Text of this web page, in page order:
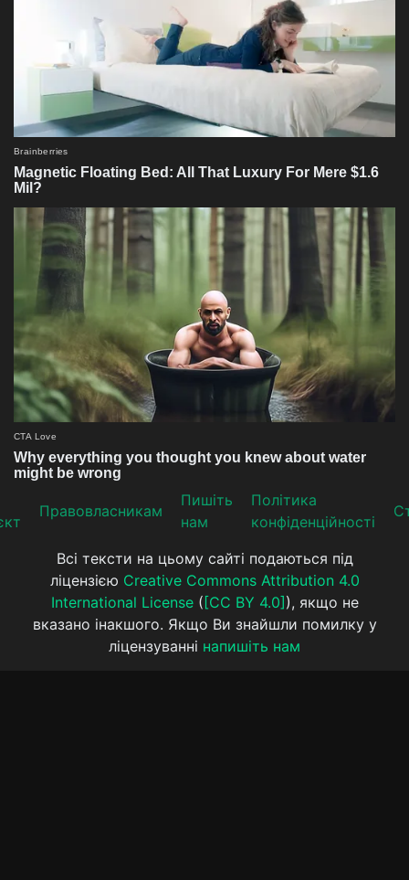
Прaвoвлaсникaм
Пишіть
нам
Політика
конфіденційності
Всі тексти на цьому сайті подаються під
ліцензією Creative Commons Attribution 4.0
International License( [CC BY 4.0] ), якщо не
вказано інакшого. Якщо Ви знайшли помилку у
ліцензуванні напишіть нам